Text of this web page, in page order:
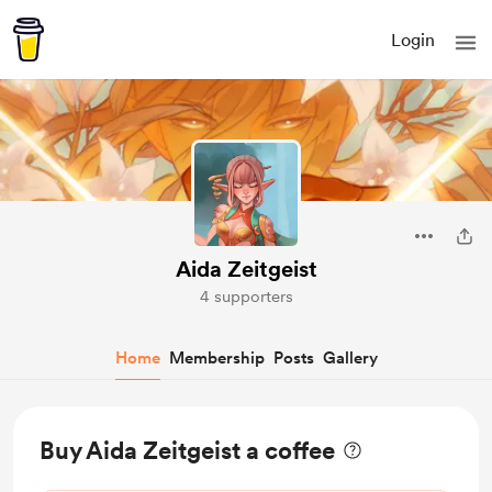
Login
Aida Zeitgeist
4 supporters
Home Membership Posts Gallery
Buy Aida Zeitgeist a coffee